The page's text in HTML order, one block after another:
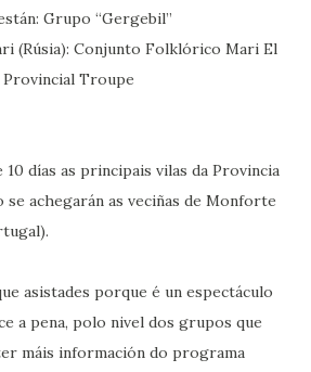
Grupo “Gergebil”
(Rúsia): Conjunto Folklórico Mari El
Provincial Troupe
días as principais vilas da Provincia
se achegarán as veciñas de Monforte
asistades porque é un espectáculo
a pena, polo nivel dos grupos que
máis información do programa